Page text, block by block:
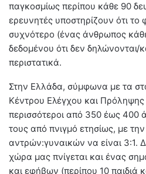
παγκοσμίως περίπου κάθε 90
ερευνητές υποστηρίζουν ότι το
συχνότερο (ένας άνθρωπος
δεδομένου ότι δεν
περιστατικά.
Στην Ελλάδα, σύμφωνα με τα
Κέντρου Ελέγχου και
περισσότεροι από 350 έως 400
τους από πνιγμό ετησίως, με
αντρών:γυναικών να είναι 3:1.
χώρα μας πνίγεται και ένας
και εφήβων (περίπου 10 παιδιά